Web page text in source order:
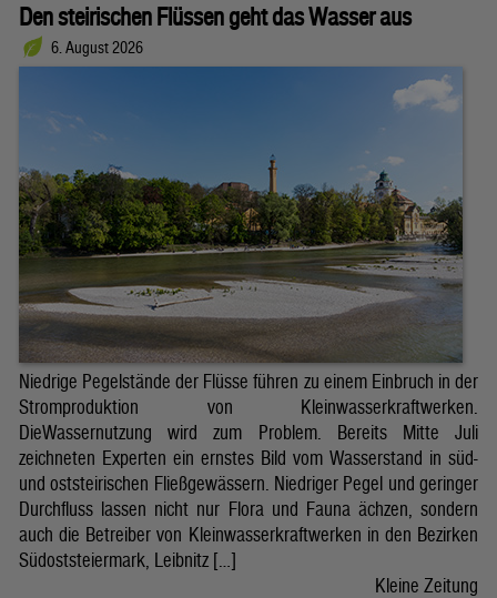
Den steirischen Flüssen geht das Wasser aus
6. August 2026
Niedrige Pegelstände der Flüsse führen zu einem Einbruch in der
Stromproduktion von Kleinwasserkraftwerken.
DieWassernutzung wird zum Problem. Bereits Mitte Juli
zeichneten Experten ein ernstes Bild vom Wasserstand in süd-
und oststeirischen Fließgewässern. Niedriger Pegel und geringer
Durchfluss lassen nicht nur Flora und Fauna ächzen, sondern
auch die Betreiber von Kleinwasserkraftwerken in den Bezirken
Südoststeiermark, Leibnitz […]
Kleine Zeitung